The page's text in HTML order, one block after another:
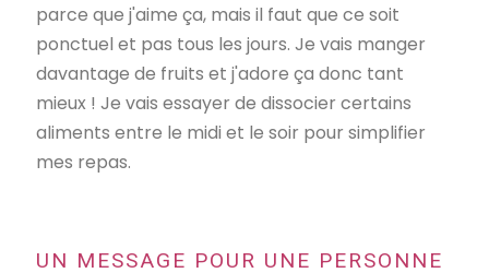
parce que j'aime ça, mais il faut que ce soit
ponctuel et pas tous les jours. Je vais manger
davantage de fruits et j'adore ça donc tant
mieux ! Je vais essayer de dissocier certains
aliments entre le midi et le soir pour simplifier
mes repas.
UN MESSAGE POUR UNE PERSONNE